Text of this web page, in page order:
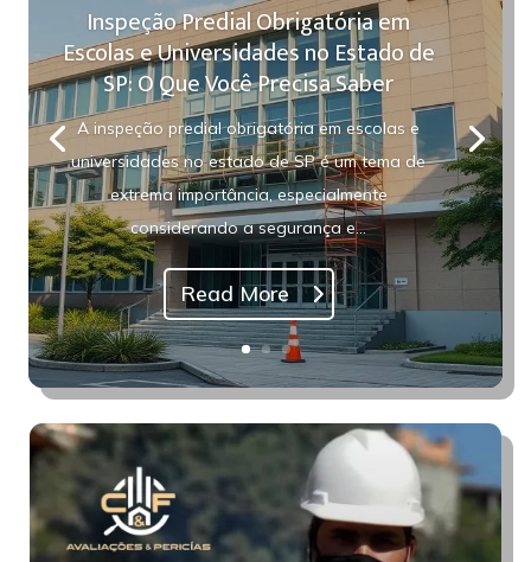
Inspeção Predial Obrigatória em
Escolas e Universidades no Estado de
SP: O Que Você Precisa Saber
A inspeção predial obrigatória em escolas e
universidades no estado de SP é um tema de
extrema importância, especialmente
considerando a segurança e...
Read More